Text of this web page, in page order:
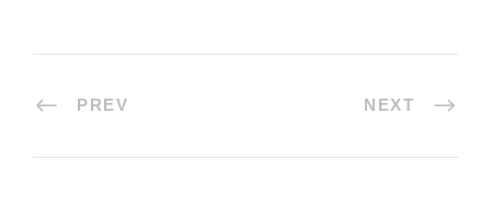
PREV NEXT